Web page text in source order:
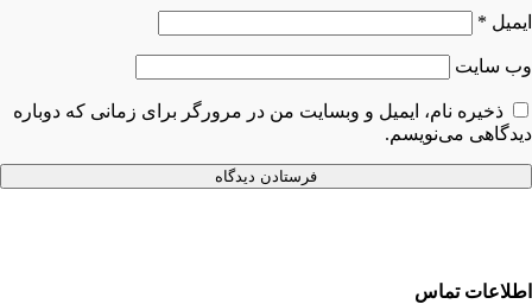
ایمیل *
وب‌ سایت
ذخیره نام، ایمیل و وبسایت من در مرورگر برای زمانی که دوباره
دیدگاهی می‌نویسم.
اطلاعات تماس